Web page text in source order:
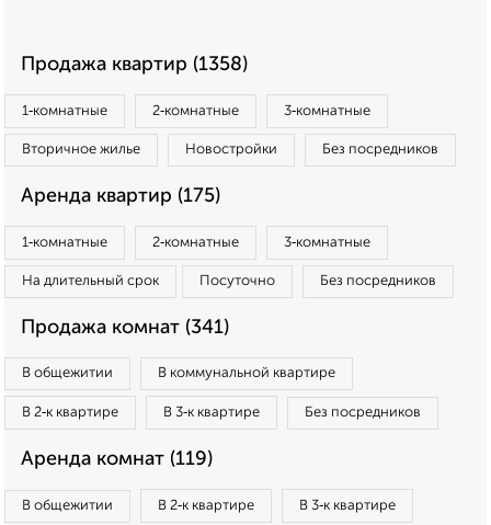
Продажа квартир (1358)
1‑комнатные 2‑комнатные 3‑комнатные
Вторичное жилье Новостройки Без посредников
Аренда квартир (175)
1‑комнатные 2‑комнатные 3‑комнатные
На длительный срок Посуточно Без посредников
Продажа комнат (341)
В общежитии В коммунальной квартире
В 2‑к квартире В 3‑к квартире Без посредников
Аренда комнат (119)
В общежитии В 2‑к квартире В 3‑к квартире